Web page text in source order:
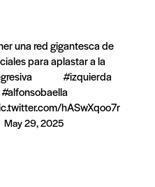
una red gigantesca de
para aplastar a la
#izquierda
#alfonsobaella
hASwXqoo7r
May 29, 2025